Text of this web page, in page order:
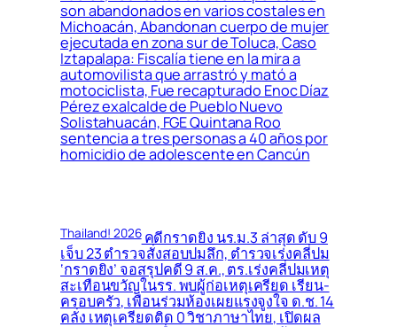
son abandonados en varios costales en
Michoacán, Abandonan cuerpo de mujer
ejecutada en zona sur de Toluca, Caso
Iztapalapa: Fiscalía tiene en la mira a
automovilista que arrastró y mató a
motociclista, Fue recapturado Enoc Díaz
Pérez exalcalde de Pueblo Nuevo
Solistahuacán, FGE Quintana Roo
sentencia a tres personas a 40 años por
homicidio de adolescente en Cancún
Thailand! 2026คดีกราดยิง นร.ม.3 ล่าสุด ดับ 9
เจ็บ 23 ตำรวจสั่งสอบปมลึก, ตำรวจเร่งคลี่ปม
‘กราดยิง’ จอสรุปคดี 9 ส.ค., ตร.เร่งคลี่ปมเหตุ
สะเทือนขวัญในรร. พบผู้ก่อเหตุเครียด เรียน-
ครอบครัว, เพื่อนร่วมห้องเผยแรงจูงใจ ด.ช. 14
คลั่ง เหตุเครียดติด 0 วิชาภาษาไทย, เปิดผล